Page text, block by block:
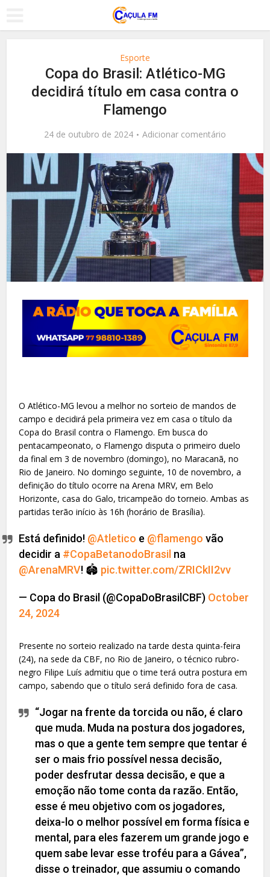
Esporte
Copa do Brasil: Atlético-MG
decidirá título em casa contra o
Flamengo
24 de outubro de 2024 Adicionar comentário
O Atlético-MG levou a melhor no sorteio de mandos de
campo e decidirá pela primeira vez em casa o título da
Copa do Brasil contra o Flamengo. Em busca do
pentacampeonato, o Flamengo disputa o primeiro duelo
da final em 3 de novembro (domingo), no Maracanã, no
Rio de Janeiro. No domingo seguinte, 10 de novembro, a
definição do título ocorre na Arena MRV, em Belo
Horizonte, casa do Galo, tricampeão do torneio. Ambas as
partidas terão início às 16h (horário de Brasília).
Está definido! @Atletico e @flamengo vão
decidir a #CopaBetanodoBrasil na
@ArenaMRV! 🏟 pic.twitter.com/ZRICkII2vv
— Copa do Brasil (@CopaDoBrasilCBF) October
24, 2024
Presente no sorteio realizado na tarde desta quinta-feira
(24), na sede da CBF, no Rio de Janeiro, o técnico rubro-
negro Filipe Luís admitiu que o time terá outra postura em
campo, sabendo que o título será definido fora de casa.
“Jogar na frente da torcida ou não, é claro
que muda. Muda na postura dos jogadores,
mas o que a gente tem sempre que tentar é
ser o mais frio possível nessa decisão,
poder desfrutar dessa decisão, e que a
emoção não tome conta da razão. Então,
esse é meu objetivo com os jogadores,
deixa-lo o melhor possível em forma física e
mental, para eles fazerem um grande jogo e
quem sabe levar esse troféu para a Gávea”,
disse o treinador, que assumiu o comando